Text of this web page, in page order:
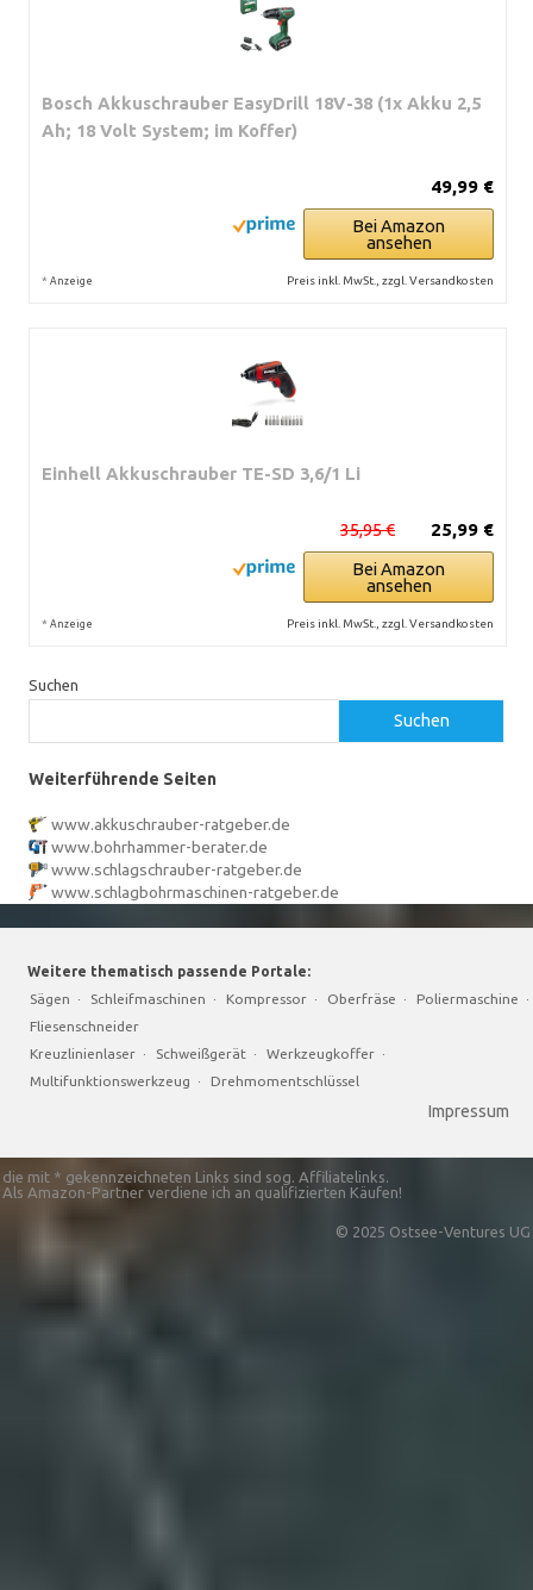
Bosch Akkuschrauber EasyDrill 18V-38 (1x Akku 2,5
Ah; 18 Volt System; im Koffer)
49,99 €
Bei Amazon
ansehen
* Anzeige Preis inkl. MwSt., zzgl. Versandkosten
Einhell Akkuschrauber TE-SD 3,6/1 Li
25,99 €
35,95 €
Bei Amazon
ansehen
* Anzeige Preis inkl. MwSt., zzgl. Versandkosten
Suchen
Suchen
Weiterführende Seiten
www.akkuschrauber-ratgeber.de
www.bohrhammer-berater.de
www.schlagschrauber-ratgeber.de
www.schlagbohrmaschinen-ratgeber.de
Weitere thematisch passende Portale:
Sägen · Schleifmaschinen · Kompressor · Oberfräse · Poliermaschine ·
Fliesenschneider
Kreuzlinienlaser · Schweißgerät · Werkzeugkoffer ·
Multifunktionswerkzeug · Drehmomentschlüssel
Impressum
die mit * gekennzeichneten Links sind sog. Affiliatelinks.
Als Amazon-Partner verdiene ich an qualifizierten Käufen!
© 2025 Ostsee-Ventures UG